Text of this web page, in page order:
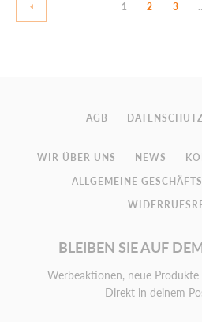
1 2 3
AGB DATENSCHUTZ
WIR ÜBER UNS NEWS
ALLGEMEINE
BLEIBEN SIE AUF
Werbeaktionen, neue
Direkt in deinem